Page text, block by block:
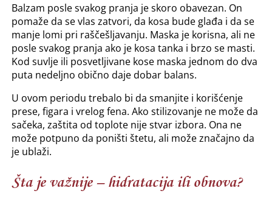
Balzam posle svakog pranja je skoro obavezan. On
pomaže da se vlas zatvori, da kosa bude glađa i da se
manje lomi pri raščešljavanju. Maska je korisna, ali ne
posle svakog pranja ako je kosa tanka i brzo se masti.
Kod suvlje ili posvetljivane kose maska jednom do dva
puta nedeljno obično daje dobar balans.
U ovom periodu trebalo bi da smanjite i korišćenje
prese, figara i vrelog fena. Ako stilizovanje ne može da
sačeka, zaštita od toplote nije stvar izbora. Ona ne
može potpuno da poništi štetu, ali može značajno da
je ublaži.
Šta je važnije – hidratacija ili obnova?